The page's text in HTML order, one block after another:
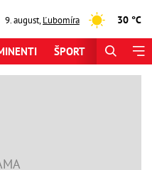
9. august,Ľubomíra 30 °C
ŠPORT